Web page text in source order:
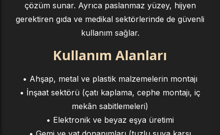
çözüm sunar. Ayrıca paslanmaz yüzey, hijyen
gerektiren gıda ve medikal sektörlerinde de güvenli
kullanım sağlar.
Kullanım Alanları
• Ahşap, metal ve plastik malzemelerin montajı
• İnşaat sektörü (çatı kaplama, cephe montajı, iç
mekân sabitlemeleri)
• Elektronik ve beyaz eşya üretimi